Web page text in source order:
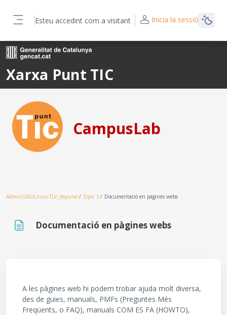
Xarxa Punt TIC
CampusLab
Esteu accedint com a visitant Inicia la sessió
AdminGNULinux-TLV_depurat Topic 3 Documentació en pàgines webs
Documentació en pàgines webs
A les pàgines web hi podem trobar ajuda molt diversa,
des de guies, manuals, PMFs (Preguntes Més
Freqüents, o FAQ), manuals COM ES FA (HOWTO),